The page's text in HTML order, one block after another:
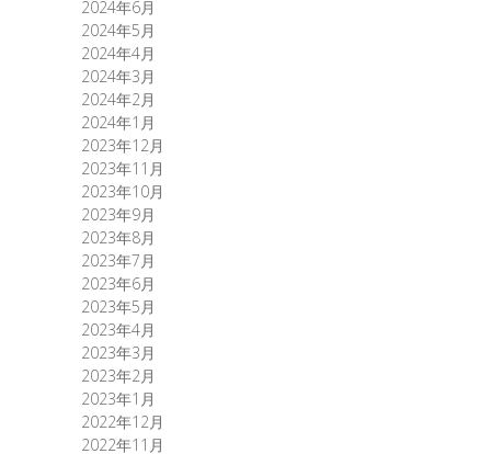
2024年6月
2024年5月
2024年4月
2024年3月
2024年2月
2024年1月
2023年12月
2023年11月
2023年10月
2023年9月
2023年8月
2023年7月
2023年6月
2023年5月
2023年4月
2023年3月
2023年2月
2023年1月
2022年12月
2022年11月